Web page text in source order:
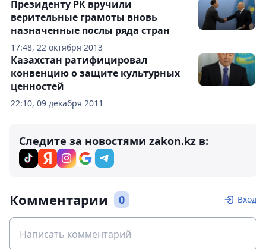
17:48, 22 октября 2013
Президенту РК вручили
верительные грамоты вновь
назначенные послы ряда стран
22:10, 09 декабря 2011
Казахстан ратифицировал
конвенцию о защите культурных
ценностей
Следите за новостями zakon.kz в:
Комментарии 0 Вход